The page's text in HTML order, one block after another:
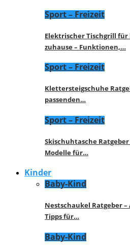
Sport – Freizeit
Elektrischer Tischgrill
zuhause – Funktionen,…
Sport – Freizeit
Klettersteigschuhe
passenden…
Sport – Freizeit
Skischuhtasche
Modelle für…
Kinder
Baby-Kind
Nestschaukel Ratgeber
Tipps für…
Baby-Kind